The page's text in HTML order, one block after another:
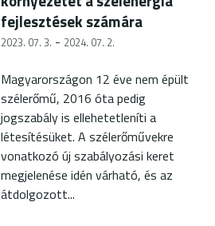
fejlesztések számára
2023. 07. 3. - 2024. 07. 2.
Magyarországon 12 éve nem épült
szélerőmű, 2016 óta pedig
jogszabály is ellehetetleníti a
létesítésüket. A szélerőművekre
vonatkozó új szabályozási keret
megjelenése idén várható, és az
átdolgozott...